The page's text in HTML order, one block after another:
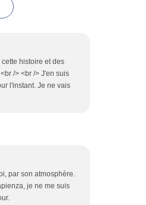
histoire et des
/> <br /> J'en suis
l'instant. Je ne vais
par son atmosphère.
je ne me suis